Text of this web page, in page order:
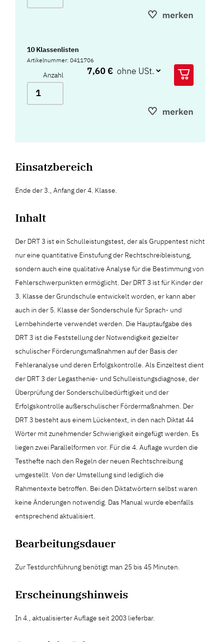
merken
10 Klassenlisten
Artikelnummer: 0411706
Anzahl 7,60 €
merken
Einsatzbereich
Ende der 3., Anfang der 4. Klasse.
Inhalt
Der DRT 3 ist ein Schulleistungstest, der als Gruppentest nicht
nur eine quantitative Einstufung der Rechtschreibleistung,
sondern auch eine qualitative Analyse für die Bestimmung von
Fehlerschwerpunkten ermöglicht. Der DRT 3 ist für Kinder der
3. Klasse der Grundschule entwickelt worden, er kann aber
auch in der 5. Klasse der Sonderschule für Sprach- und
Lernbehinderte verwendet werden. Die Hauptaufgabe des
DRT 3 ist die Feststellung der Notwendigkeit gezielter
schulischer Förderungsmaßnahmen auf der Basis der
Fehleranalyse und deren Erfolgskontrolle. Als Einzeltest dient
der DRT 3 der Legasthenie- und Schulleistungsdiagnose, der
Überprüfung der Sonderschulbedürftigkeit und der
Erfolgskontrolle außerschulischer Fördermaßnahmen. Der
DRT 3 besteht aus einem Lückentext, in den nach Diktat 44
Wörter mit zunehmender Schwierigkeit eingefügt werden. Es
liegen zwei Parallelformen vor. Für die 4. Auflage wurden die
Testhefte nach den Regeln der neuen Rechtschreibung
umgestellt. Von der Umstellung sind lediglich die
Rahmentexte betroffen. Bei den Diktatwörtern selbst waren
keine Änderungen notwendig. Das Manual wurde ebenfalls
entsprechend aktualisiert.
Bearbeitungsdauer
Zur Testdurchführung benötigt man 25 bis 45 Minuten.
Erscheinungshinweis
In 4., aktualisierter Auflage seit 2003 lieferbar.